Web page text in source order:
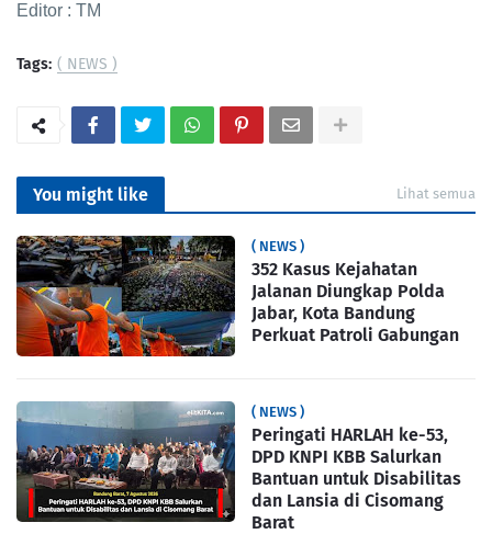
Editor : TM
Tags: ( NEWS )
You might like Lihat semua
( NEWS )
352 Kasus Kejahatan
Jalanan Diungkap Polda
Jabar, Kota Bandung
Perkuat Patroli Gabungan
( NEWS )
Peringati HARLAH ke-53,
DPD KNPI KBB Salurkan
Bantuan untuk Disabilitas
dan Lansia di Cisomang
Barat